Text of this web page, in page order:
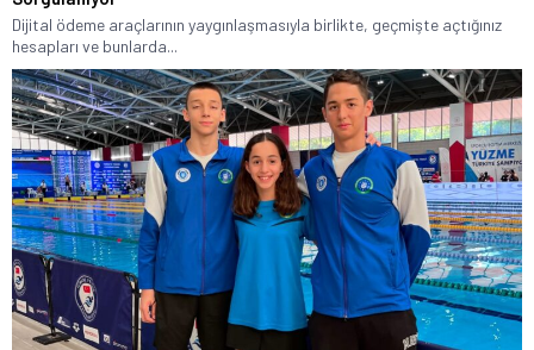
Dijital ödeme araçlarının yaygınlaşmasıyla birlikte, geçmişte açtığınız
hesapları ve bunlarda...